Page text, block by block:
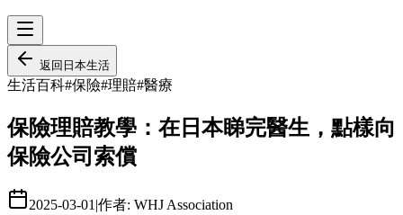
返回 日本生活
生活百科#保險#理賠#醫療
保險理賠教學：在日本睇完醫生，點樣向
保險公司索償
2025-03-01|作者: WHJ Association